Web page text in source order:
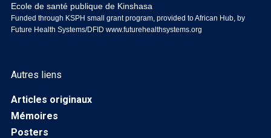
Ecole de santé publique de Kinshasa
Funded through KSPH small grant program, provided to African Hub, by
Future Health Systems/DFID www.futurehealthsystems.org
Autres liens
Articles originaux
Mémoires
Posters